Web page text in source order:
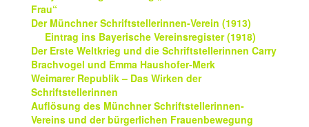
Frau“
Der Münchner Schriftstellerinnen-Verein (1913)
Eintrag ins Bayerische Vereinsregister (1918)
Der Erste Weltkrieg und die Schriftstellerinnen Carry
Brachvogel und Emma Haushofer-Merk
Weimarer Republik – Das Wirken der
Schriftstellerinnen
Auflösung des Münchner Schriftstellerinnen-
Vereins und der bürgerlichen Frauenbewegung